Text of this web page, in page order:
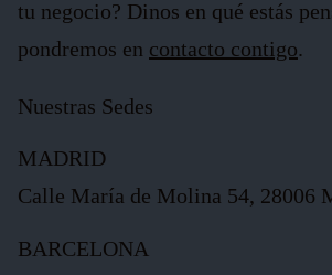
tu negocio? Dinos en qué estás
pondremos en contacto contigo.
Nuestras Sedes
MADRID
Calle María de Molina 54, 28006
BARCELONA